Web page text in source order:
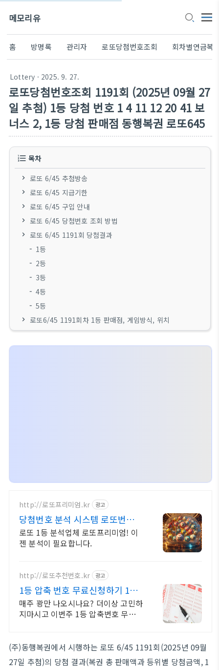
메모리유
홈 방명록 관리자 로또당첨번호조회 회차별연금복
Lottery · 2025. 9. 27.
로또당첨번호조회 1191회 (2025년 09월 27
일 추첨) 1등 당첨 번호 1 4 11 12 20 41 보
너스 2, 1등 당첨 판매점 동행복권 로또645
목차
로또 6/45 추첨방송
로또 6/45 지급기한
로또 6/45 구입 안내
로또 6/45 당첨번호 조회 방법
로또 6/45 1191회 당첨결과
1등
2등
3등
4등
5등
로또6/45 1191회차 1등 판매점, 게임방식, 위치
http://로또프리미엄.kr 광고
당첨번호 분석 시스템 로또번호
분석업체
로또 1등 분석업체 로또프리미엄! 이
젠 분석이 필요합니다.
http://로또추천번호.kr 광고
1등 압축 번호 무료신청하기 10조
합 압축번호무료신청하기
매주 꽝만 나오시나요? 더이상 고민하
지마시고 이번주 1등 압축번호 무료
다
(주)동행복권에서 시행하는 로또 6/45 1191회(2025년 09월
27일 추첨)의 당첨 결과(복권 총 판매액과 등위별 당첨금액, 1